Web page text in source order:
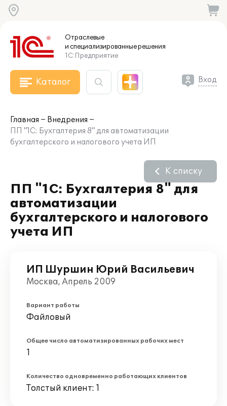
Отраслевые
и специализированныерешения
1С:Предприятие
Каталог Вход
Главная
Внедрения
ПП "1С: Бухгалтерия 8" для автоматизации
бухгалтерского и налогового учета ИП
ПП "1С: Бухгалтерия 8" для
автоматизации
бухгалтерского и налогового
учета ИП
К списку
ИП Шуршин Юрий Васильевич
Москва, Апрель 2009
Вариант работы
Файловый
Общее число автоматизированных рабочих мест
1
Количество одновременно работающих клиентов
Толстый клиент: 1